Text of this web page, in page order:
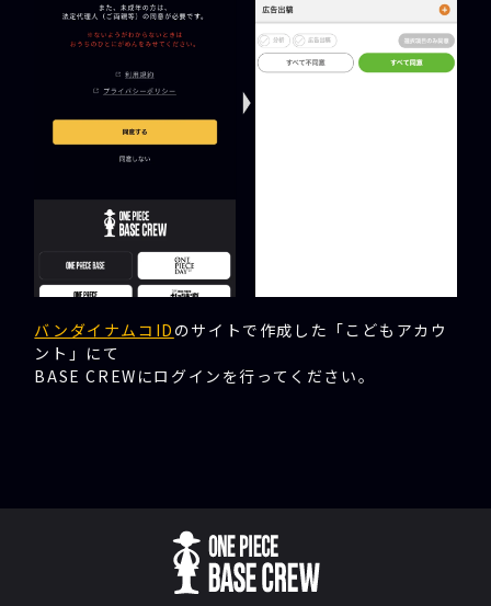
バンダイナムコID のサイトで作成した「こどもアカウ
ント」にて
BASE CREWにログインを行ってください。